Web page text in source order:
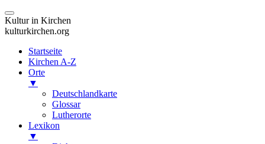
Kultur in Kirchen
kulturkirchen.org
Startseite
Kirchen A-Z
Orte
▼
Deutschlandkarte
Glossar
Lutherorte
Lexikon
▼